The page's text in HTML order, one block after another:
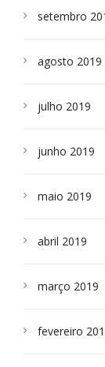
setembro
agosto 2019
julho 2019
junho 2019
maio 2019
abril 2019
março 2019
fevereiro